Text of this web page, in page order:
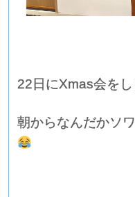
22日にXmas会をし
朝からなんだかソ